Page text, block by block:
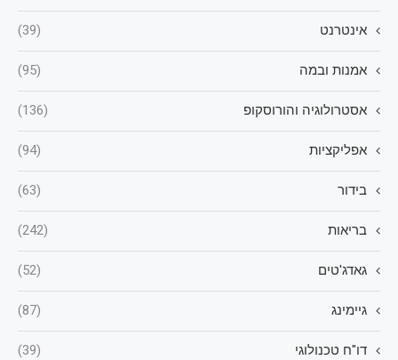
אינטרנט (39)
אמנות ובמה (95)
אסטרולוגיה והורוסקופ (136)
אפליקציות (94)
בידור (63)
בריאות (242)
גאדג'טים (52)
גיימינג (87)
דו"ח טכנולוגי (39)